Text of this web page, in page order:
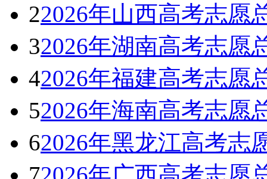
22026年山西高考志愿
32026年湖南高考志愿
42026年福建高考志愿
52026年海南高考志愿
62026年黑龙江高考志